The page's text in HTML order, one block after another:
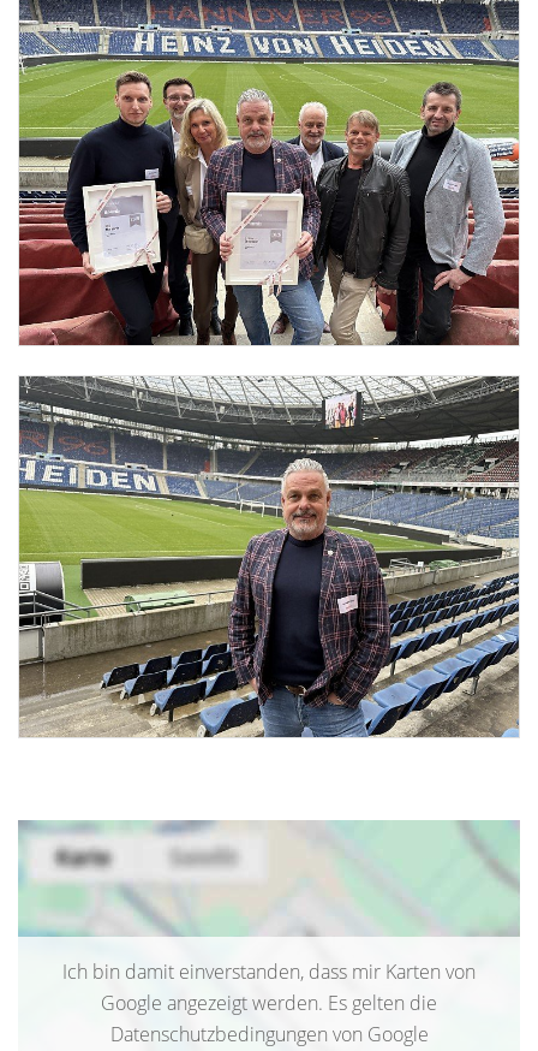
Ich bin damit einverstanden, dass mir Karten von
Google angezeigt werden. Es gelten die
Datenschutzbedingungen von Google